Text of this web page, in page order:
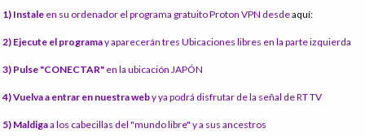
1) Instale en su ordenador el programa gratuito Proton VPN desdeaquí:
2) Ejecute el programay aparecerán tres Ubicaciones libres en la parte izquierda
3) Pulse "CONECTAR" en la ubicación JAPÓN
4) Vuelva a entrar en nuestra weby ya podrá disfrutar de la señal de RT TV
5) Maldigaa los cabecillas del "mundo libre" y a sus ancestros